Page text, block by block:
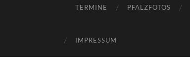
TERMINE PFALZFOTOS
IMPRESSUM